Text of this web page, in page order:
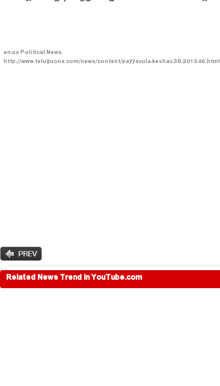
en-usPolitical News
http://www.teluguone.com/news/content/payyavula-keshav-39-201546.html